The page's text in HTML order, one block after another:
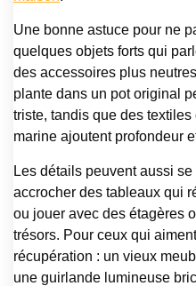
Une bonne astuce pour ne
quelques objets forts qui
des accessoires plus
plante dans un pot original
triste, tandis que des
marine ajoutent profondeur
Les détails peuvent aussi
accrocher des tableaux qui
ou jouer avec des étagères
trésors. Pour ceux qui
récupération : un vieux
une guirlande lumineuse